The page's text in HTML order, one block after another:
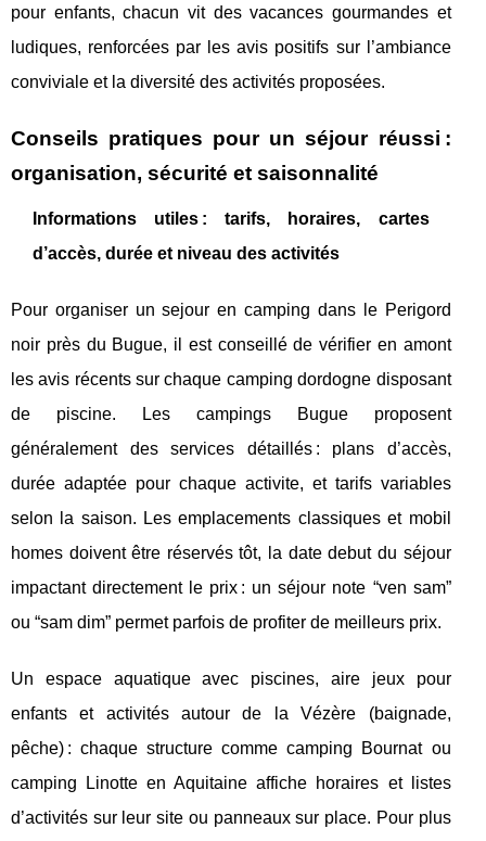
pour enfants, chacun vit des vacances gourmandes et
ludiques, renforcées par les avis positifs sur l’ambiance
conviviale et la diversité des activités proposées.
Conseils pratiques pour un séjour réussi :
organisation, sécurité et saisonnalité
Informations utiles : tarifs, horaires, cartes
d’accès, durée et niveau des activités
Pour organiser un sejour en camping dans le Perigord
noir près du Bugue, il est conseillé de vérifier en amont
les avis récents sur chaque camping dordogne disposant
de piscine. Les campings Bugue proposent
généralement des services détaillés : plans d’accès,
durée adaptée pour chaque activite, et tarifs variables
selon la saison. Les emplacements classiques et mobil
homes doivent être réservés tôt, la date debut du séjour
impactant directement le prix : un séjour note “ven sam”
ou “sam dim” permet parfois de profiter de meilleurs prix.
Un espace aquatique avec piscines, aire jeux pour
enfants et activités autour de la Vézère (baignade,
pêche) : chaque structure comme camping Bournat ou
camping Linotte en Aquitaine affiche horaires et listes
d’activités sur leur site ou panneaux sur place. Pour plus